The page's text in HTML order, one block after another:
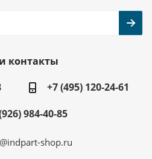
контакты
+7 (495) 120-24-61
984-40-85
shop.ru